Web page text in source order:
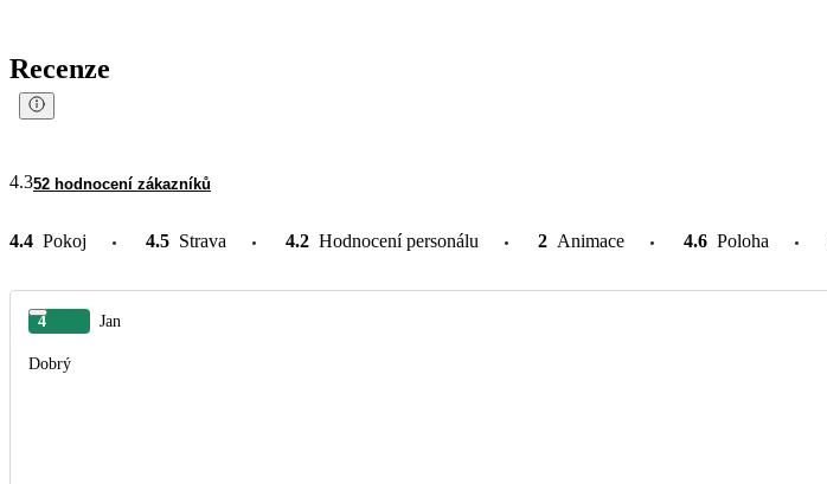
Recenze
4.352 hodnocení zákazníků
4.4 Pokoj 4.5 Strava 4.2 Hodnocení personálu 2 Animace 4.6 Poloha
4 Jan
Dobrý